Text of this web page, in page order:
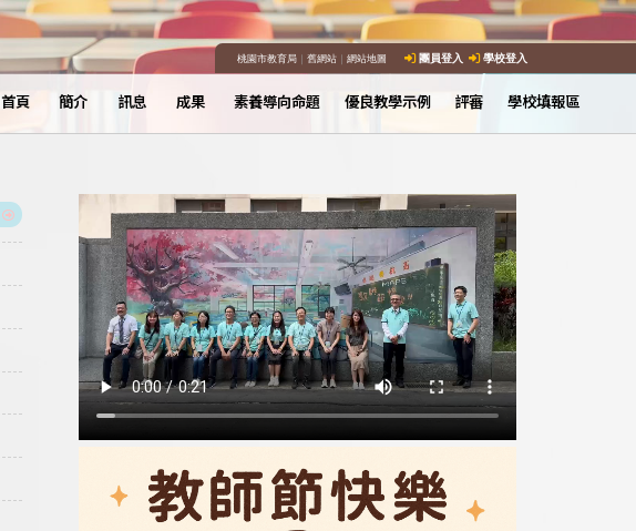
桃園市教育局｜ 舊網站｜ 網站地圖 團員登入 學校登入
首頁 簡介 訊息 成果 素養導向命題 優良教學示例 評審 學校填報區